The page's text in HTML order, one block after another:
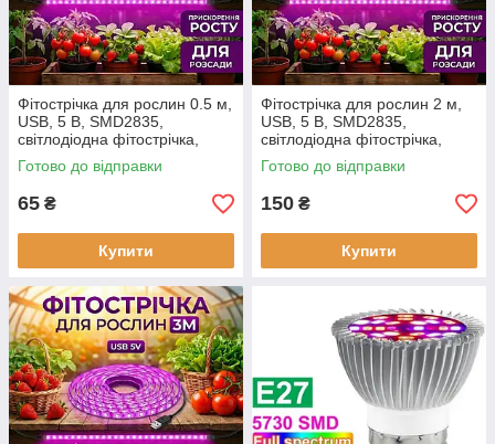
Фітострічка для рослин 0.5 м,
USB, 5 В, SMD2835,
світлодіодна фітострічка,
стрічка для розсади
Готово до відправки
65 ₴
Купити
Фітострічка для рослин 2 м,
USB, 5 В, SMD2835,
світлодіодна фітострічка,
стрічка для розсади
Готово до відправки
150 ₴
Купити